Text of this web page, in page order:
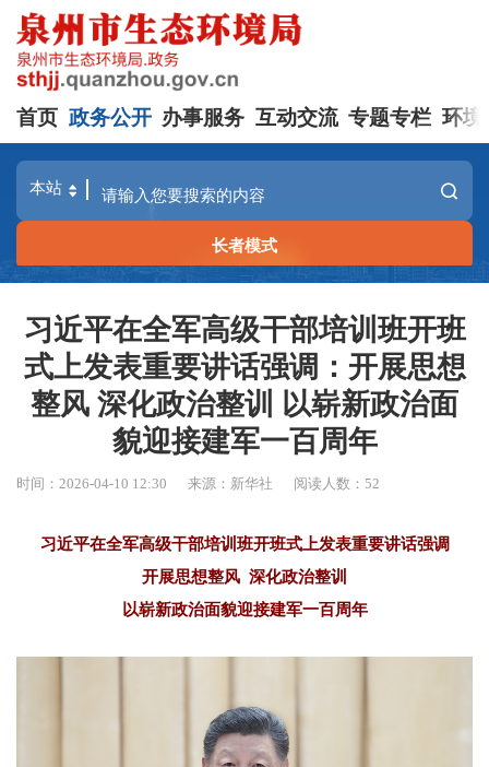
首页 政务公开 办事服务 互动交流 专题专栏 环境
长者模式
习近平在全军高级干部培训班开班
式上发表重要讲话强调：开展思想
整风 深化政治整训 以崭新政治面
貌迎接建军一百周年
时间：2026-04-10 12:30 来源：新华社 阅读人数：52
习近平在全军高级干部培训班开班式上发表重要讲话强调
开展思想整风 深化政治整训
以崭新政治面貌迎接建军一百周年